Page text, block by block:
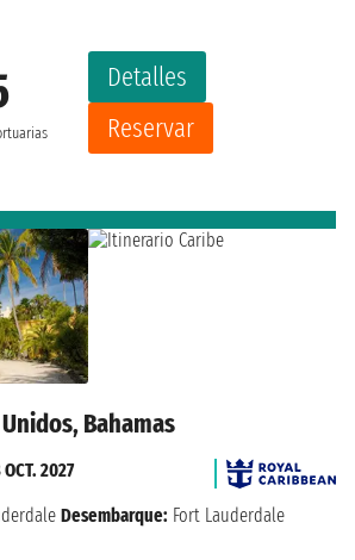
Detalles
Reservar
Bahamas
OCT. 2027
Desembarque: Fort Lauderdale